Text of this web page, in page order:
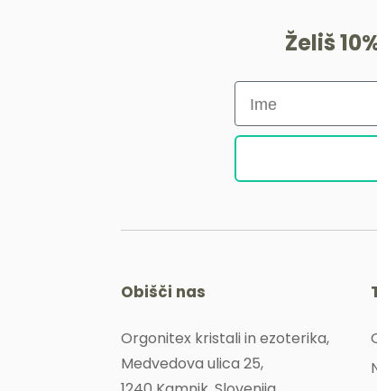
Želiš
Obišči nas
Orgonitex kristali in ezoterika,
Medvedova ulica 25,